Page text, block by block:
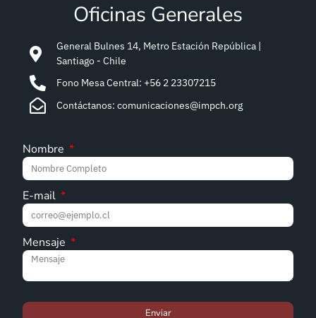
Oficinas Generales
General Bulnes 14, Metro Estación República |
Santiago - Chile
Fono Mesa Central: +56 2 23307215
Contáctanos: comunicaciones@impch.org
Nombre
E-mail
Mensaje
Enviar